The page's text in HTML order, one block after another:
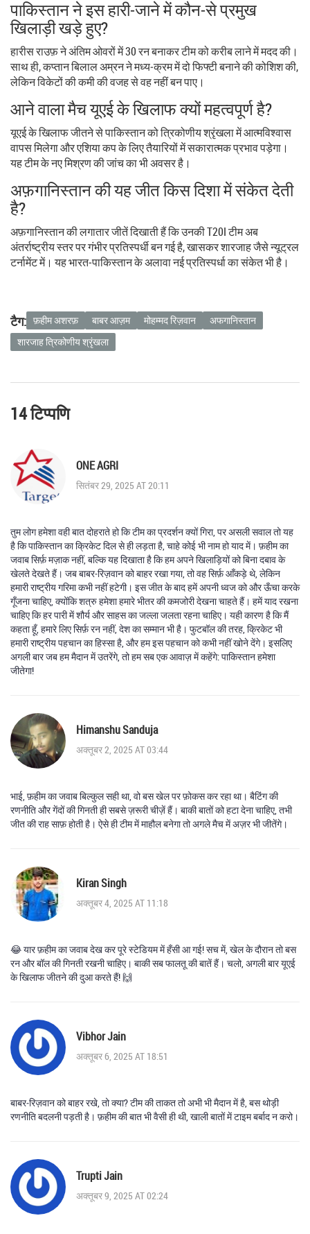
पाकिस्तान ने इस हारी‑जाने में कौन‑से प्रमुख
खिलाड़ी खड़े हुए?
हारीस राउफ़ ने अंतिम ओवरों में 30 रन बनाकर टीम को करीब लाने में मदद की।
साथ ही, कप्तानबिलाल अम्रनने मध्य‑क्रम में दो फिफ्टी बनाने की कोशिश की,
लेकिन विकेटों की कमी की वजह से वह नहीं बन पाए।
आने वाला मैच यूएई के खिलाफ क्यों महत्वपूर्ण है?
यूएई के खिलाफ जीतने से पाकिस्तान को त्रिकोणीय श्रृंखला में आत्मविश्वास
वापस मिलेगा और एशिया कप के लिए तैयारियों में सकारात्मक प्रभाव पड़ेगा।
यह टीम के नए मिश्रण की जांच का भी अवसर है।
अफ़गानिस्तान की यह जीत किस दिशा में संकेत देती
है?
अफ़गानिस्तान की लगातार जीतें दिखाती हैं कि उनकी T20I टीम अब
अंतर्राष्ट्रीय स्तर पर गंभीर प्रतिस्पर्धी बन गई है, खासकर शारजाह जैसे न्यूट्रल
टर्नामेंट में। यह भारत‑पाकिस्तान के अलावा नई प्रतिस्पर्धा का संकेत भी है।
टैग: फ़हीम अशरफ़ बाबर आज़म मोहम्मद रिज़वान
अफगानिस्तान
शारजाह त्रिकोणीय श्रृंखला
14 टिप्पणि
ONE AGRI
सितंबर 29, 2025 AT 20:11
तुम लोग हमेशा वही बात दोहराते हो कि टीम का प्रदर्शन क्यों गिरा, पर असली सवाल तो यह
है कि पाकिस्तान का क्रिकेट दिल से ही लड़ता है, चाहे कोई भी नाम हो याद में। फ़हीम का
जवाब सिर्फ़ मज़ाक नहीं, बल्कि यह दिखाता है कि हम अपने खिलाड़ियों को बिना दबाव के
खेलते देखते हैं। जब बाबर‑रिज़वान को बाहर रखा गया, तो वह सिर्फ़ आँकड़े थे, लेकिन
हमारी राष्ट्रीय गरिमा कभी नहीं हटेगी। इस जीत के बाद हमें अपनी ध्वज को और ऊँचा करके
गूँजना चाहिए, क्योंकि शत्रु हमेशा हमारे भीतर की कमजोरी देखना चाहते हैं। हमें याद रखना
चाहिए कि हर पारी में शौर्य और साहस का जल्ला जलता रहना चाहिए। यही कारण है कि मैं
कहता हूँ, हमारे लिए सिर्फ़ रन नहीं, देश का सम्मान भी है। फुटबॉल की तरह, क्रिकेट भी
हमारी राष्ट्रीय पहचान का हिस्सा है, और हम इस पहचान को कभी नहीं खोने देंगे। इसलिए
अगली बार जब हम मैदान में उतरेंगे, तो हम सब एक आवाज़ में कहेंगे: पाकिस्तान हमेशा
जीतेगा!
Himanshu Sanduja
अक्तूबर 2, 2025 AT 03:44
भाई, फ़हीम का जवाब बिल्कुल सही था, वो बस खेल पर फ़ोकस कर रहा था। बैटिंग की
रणनीति और गेंदों की गिनती ही सबसे ज़रूरी चीज़ें हैं। बाकी बातों को हटा देना चाहिए, तभी
जीत की राह साफ़ होती है। ऐसे ही टीम में माहौल बनेगा तो अगले मैच में अज़र भी जीतेंगे।
Kiran Singh
अक्तूबर 4, 2025 AT 11:18
😂 यार फ़हीम का जवाब देख कर पूरे स्टेडियम में हँसी आ गई! सच में, खेल के दौरान तो बस
रन और बॉल की गिनती रखनी चाहिए। बाकी सब फालतू की बातें हैं। चलो, अगली बार यूएई
के खिलाफ जीतने की दुआ करते हैं! 🙌
Vibhor Jain
अक्तूबर 6, 2025 AT 18:51
बाबर‑रिज़वान को बाहर रखे, तो क्या? टीम की ताकत तो अभी भी मैदान में है, बस थोड़ी
रणनीति बदलनी पड़ती है। फ़हीम की बात भी वैसी ही थी, खाली बातों में टाइम बर्बाद न करो।
Trupti Jain
अक्तूबर 9, 2025 AT 02:24